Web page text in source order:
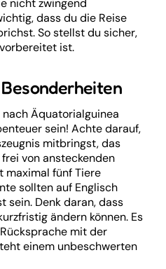
nicht zwingend
dass du die Reise
So stellst du sicher,
ist.
Äquatorialguinea
sein! Achte darauf,
mitbringst, das
von ansteckenden
maximal fünf Tiere
sollten auf Englisch
sein. Denk daran, dass
ändern können. Es
mit der
einem unbeschwerten